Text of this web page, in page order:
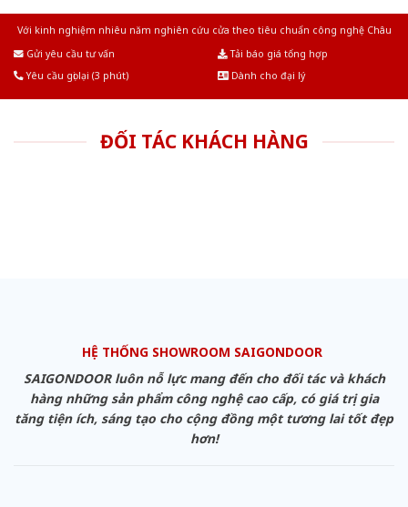
Với kinh nghiệm nhiêu năm nghiên cứu cửa theo tiêu chuẩn công nghệ Châu
Gửi yêu cầu tư vấn
Tải báo giá tổng hợp
Yêu cầu gọi lại (3 phút)
Dành cho đại lý
ĐỐI TÁC KHÁCH HÀNG
HỆ THỐNG SHOWROOM SAIGONDOOR
SAIGONDOOR luôn nỗ lực mang đến cho đối tác và khách
hàng những sản phẩm công nghệ cao cấp, có giá trị gia
tăng tiện ích, sáng tạo cho cộng đồng một tương lai tốt đẹp
hơn!